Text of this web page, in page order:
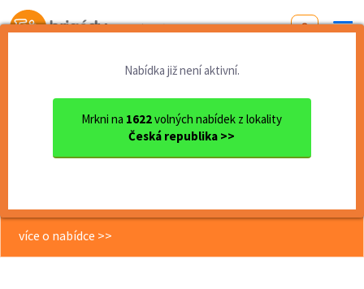
Od první brigády
Nabídka již není aktivní.
Mrkni na 1622volných nabídek z lokality
Česká republika >>
Olomoucký kraj okres Přerov
Ostraha supermarketu, záloh...
Ostraha supermarketu, zálohy
více o nabídce >>